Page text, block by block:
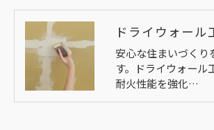
ドライウォール
安心な住まいづくり
す。ドライウォール
耐火性能を強化…